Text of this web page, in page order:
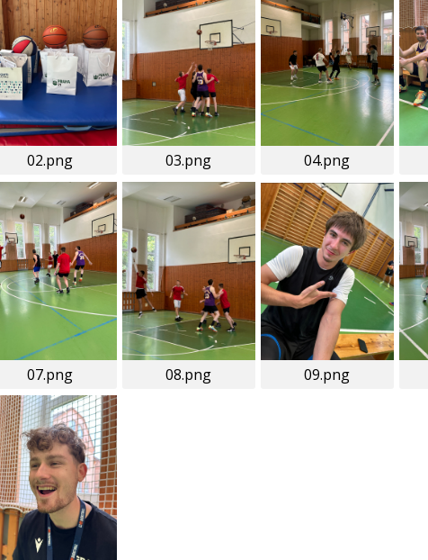
02.png 03.png 04.png
07.png 08.png 09.png